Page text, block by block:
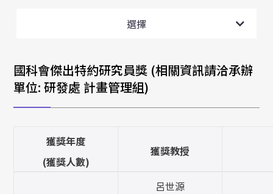
選擇
校外學術榮譽
國科會傑出特約研究員獎 (相關資訊請洽承辦
單位: 研發處 計畫管理組)
獲獎年度
(獲獎人數)
獲獎教授
呂世源